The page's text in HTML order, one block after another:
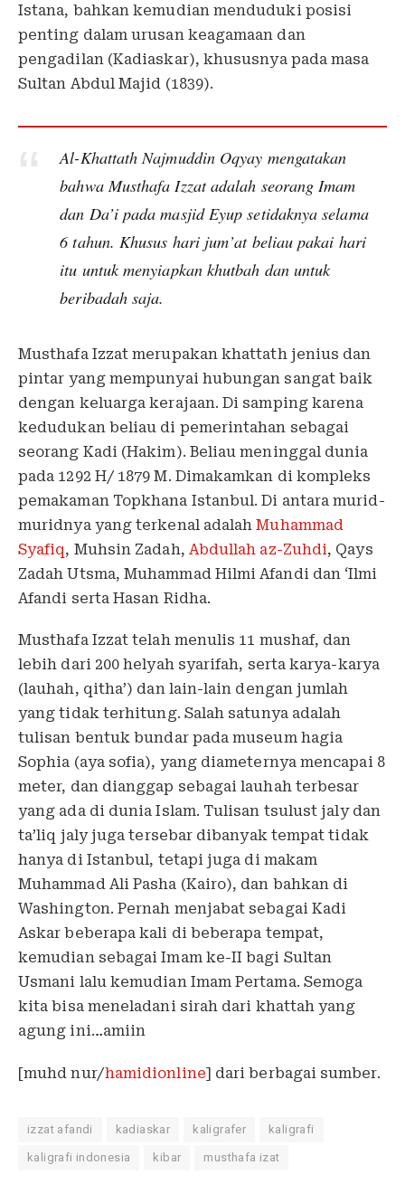
Istana, bahkan kemudian menduduki posisi
penting dalam urusan keagamaan dan
pengadilan (Kadiaskar), khususnya pada masa
Sultan Abdul Majid (1839).
Al-Khattath Najmuddin Oqyay mengatakan
bahwa Musthafa Izzat adalah seorang Imam
dan Da’i pada masjid Eyup setidaknya selama
6 tahun. Khusus hari jum’at beliau pakai hari
itu untuk menyiapkan khutbah dan untuk
beribadah saja.
Musthafa Izzat merupakan khattath jenius dan
pintar yang mempunyai hubungan sangat baik
dengan keluarga kerajaan. Di samping karena
kedudukan beliau di pemerintahan sebagai
seorang Kadi (Hakim). Beliau meninggal dunia
pada 1292 H/ 1879 M. Dimakamkan di kompleks
pemakaman Topkhana Istanbul. Di antara murid-
muridnya yang terkenal adalahMuhammad
Syafiq, Muhsin Zadah, Abdullah az-Zuhdi, Qays
Zadah Utsma, Muhammad Hilmi Afandi dan ‘Ilmi
Afandi serta Hasan Ridha.
Musthafa Izzat telah menulis 11 mushaf, dan
lebih dari 200 helyah syarifah, serta karya-karya
(lauhah, qitha’) dan lain-lain dengan jumlah
yang tidak terhitung. Salah satunya adalah
tulisan bentuk bundar pada museum hagia
Sophia (aya sofia), yang diameternya mencapai 8
meter, dan dianggap sebagai lauhah terbesar
yang ada di dunia Islam. Tulisan tsulust jaly dan
ta’liq jaly juga tersebar dibanyak tempat tidak
hanya di Istanbul, tetapi juga di makam
Muhammad Ali Pasha (Kairo), dan bahkan di
Washington. Pernah menjabat sebagai Kadi
Askar beberapa kali di beberapa tempat,
kemudian sebagai Imam ke-II bagi Sultan
Usmani lalu kemudian Imam Pertama. Semoga
kita bisa meneladani sirah dari khattah yang
agung ini…amiin
[muhd nur/hamidionline] dari berbagai sumber.
izzat afandi kadiaskar kaligrafer kaligrafi
kaligrafi indonesia kibar musthafa izat